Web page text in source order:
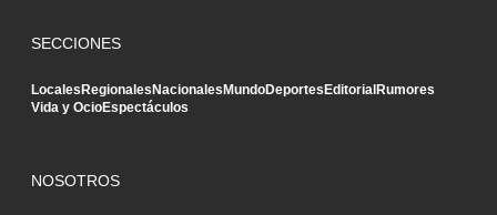
SECCIONES
LocalesRegionalesNacionalesMundoDeportesEditorialRumores
Vida y OcioEspectáculos
NOSOTROS